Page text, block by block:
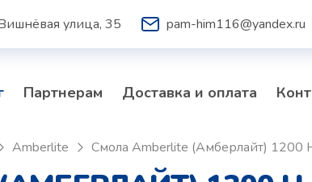
улица, 35 pam-him116@yandex.ru
Партнерам Доставка и оплата
Amberlite Смола Amberlite (Амберлайт) 1200